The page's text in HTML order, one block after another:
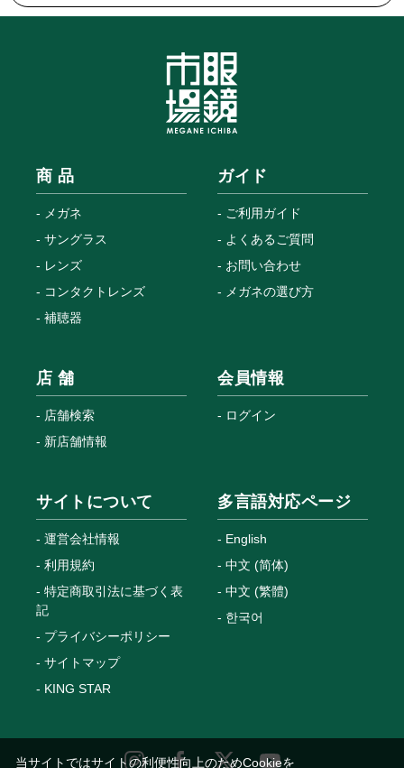
商 品
メガネ
サングラス
レンズ
コンタクトレンズ
補聴器
ガイド
ご利用ガイド
よくあるご質問
お問い合わせ
メガネの選び方
店 舗
店舗検索
新店舗情報
会員情報
ログイン
サイトについて
運営会社情報
利用規約
特定商取引法に基づく表
記
プライバシーポリシー
サイトマップ
KING STAR
多言語対応ページ
English
中文 (简体)
中文 (繁體)
한국어
当サイトではサイトの利便性向上のためCookieを